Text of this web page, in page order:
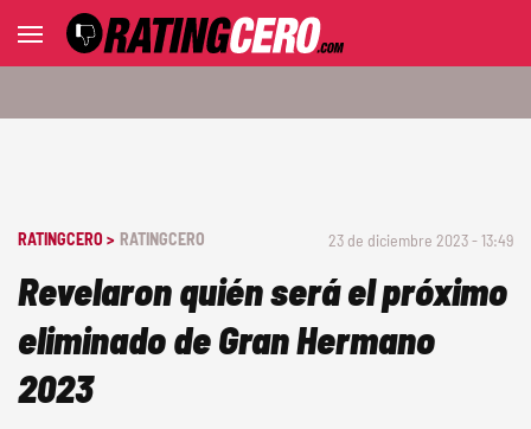
RATINGCERO > RATINGCERO 23 de diciembre 2023 - 13:49
Revelaron quién será el próximo
eliminado de Gran Hermano
2023